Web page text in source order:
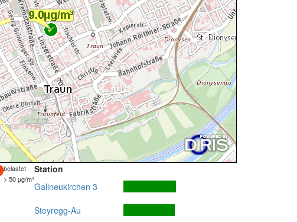
belastet
> 50 µg/m³
Station
Gallneukirchen 3
Steyregg-Au